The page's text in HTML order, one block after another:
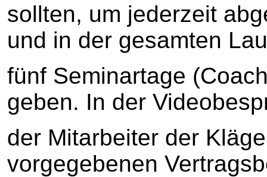
sollten, um jederzeit
und in der gesamten
fünf Seminartage
geben. In der
der Mitarbeiter der
vorgegebenen